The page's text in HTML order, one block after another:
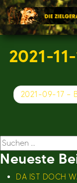
Skip
to
content
2021-
2021-09-17 –
Suchen
nach:
Neueste
DA IST DOCH